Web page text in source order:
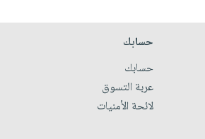
حسابك
حسابك
عربة التسوق
لائحة الأمنيات